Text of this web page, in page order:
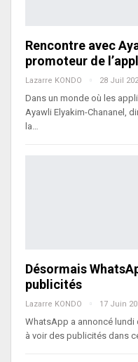
Rencontre avec
promoteur de
Lazarre KONDO 28 Juil
Dans un monde où les
Ayawli Elyakim-Chananel,
la…
Désormais
publicités
Lazarre KONDO 17 Juin
WhatsApp a annoncé
à voir des publicités dans